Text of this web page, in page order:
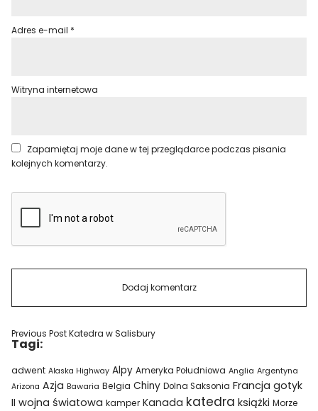
Adres e-mail *
Witryna internetowa
Zapamiętaj moje dane w tej przeglądarce podczas pisania
kolejnych komentarzy.
Previous PostKatedra w Salisbury
Tagi:
adwent Alaska Highway Alpy Ameryka Południowa Anglia Argentyna
Arizona Azja Bawaria Belgia Chiny Dolna Saksonia Francja gotyk
II wojna światowa kamper Kanada katedra książki Morze